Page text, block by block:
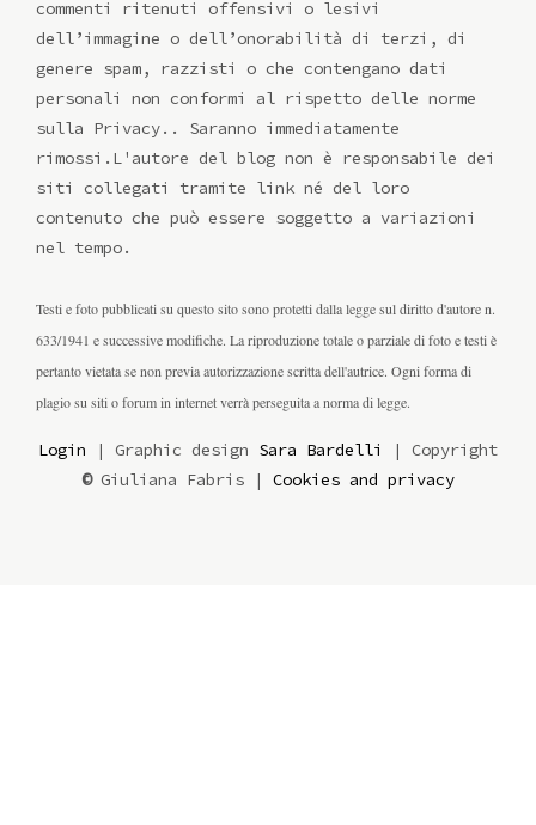
commenti ritenuti offensivi o lesivi
dell’immagine o dell’onorabilità di terzi, di
genere spam, razzisti o che contengano dati
personali non conformi al rispetto delle norme
sulla Privacy.. Saranno immediatamente
rimossi.L'autore del blog non è responsabile dei
siti collegati tramite link né del loro
contenuto che può essere soggetto a variazioni
nel tempo.
Testi e foto pubblicati su questo sito sono protetti dalla legge sul diritto d'autore n.
633/1941 e successive modifiche. La riproduzione totale o parziale di foto e testi è
pertanto vietata se non previa autorizzazione scritta dell'autrice. Ogni forma di
plagio su siti o forum in internet verrà perseguita a norma di legge.
Login | Graphic design Sara Bardelli
| Copyright
© Giuliana Fabris | Cookies and privacy